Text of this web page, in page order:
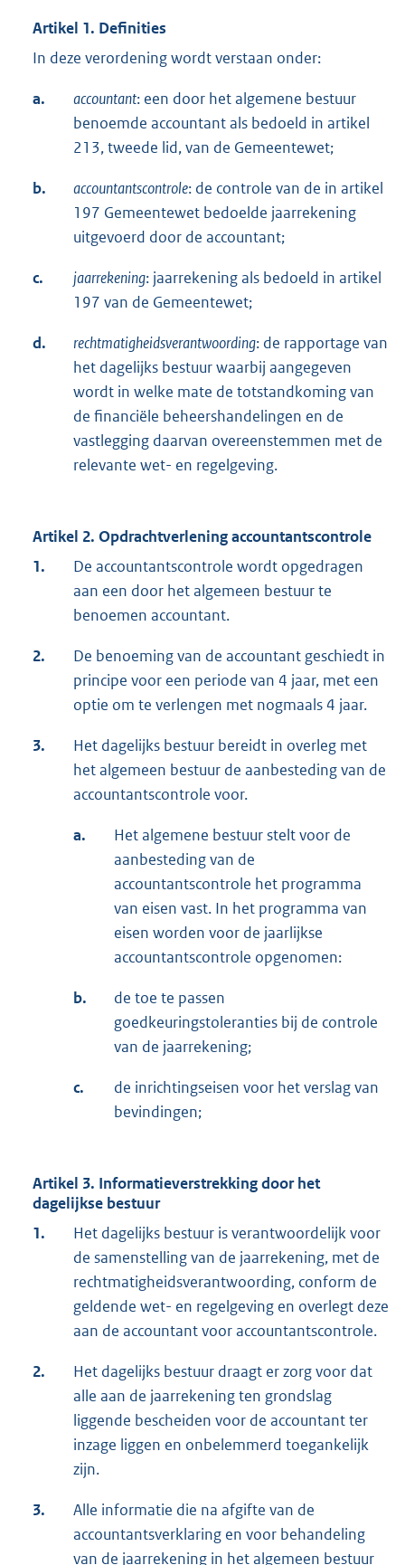
Artikel 1. Definities
In deze verordening wordt verstaan onder:
a. accountant: een door het algemene bestuur
benoemde accountant als bedoeld in artikel
213, tweede lid, van de Gemeentewet;
b. accountantscontrole: de controle van de in artikel
197 Gemeentewet bedoelde jaarrekening
uitgevoerd door de accountant;
c. jaarrekening: jaarrekening als bedoeld in artikel
197 van de Gemeentewet;
d. rechtmatigheidsverantwoording: de rapportage van
het dagelijks bestuur waarbij aangegeven
wordt in welke mate de totstandkoming van
de financiële beheershandelingen en de
vastlegging daarvan overeenstemmen met de
relevante wet- en regelgeving.
Artikel 2. Opdrachtverlening accountantscontrole
1.
De accountantscontrole wordt opgedragen
aan een door het algemeen bestuur te
benoemen accountant.
2.
De benoeming van de accountant geschiedt in
principe voor een periode van 4 jaar, met een
optie om te verlengen met nogmaals 4 jaar.
3.
Het dagelijks bestuur bereidt in overleg met
het algemeen bestuur de aanbesteding van de
accountantscontrole voor.
a.
Het algemene bestuur stelt voor de
aanbesteding van de
accountantscontrole het programma
van eisen vast. In het programma van
eisen worden voor de jaarlijkse
accountantscontrole opgenomen:
b.
de toe te passen
goedkeuringstoleranties bij de controle
van de jaarrekening;
c.
de inrichtingseisen voor het verslag van
bevindingen;
Artikel 3. Informatieverstrekking door het
dagelijkse bestuur
1.
Het dagelijks bestuur is verantwoordelijk voor
de samenstelling van de jaarrekening, met de
rechtmatigheidsverantwoording, conform de
geldende wet- en regelgeving en overlegt deze
aan de accountant voor accountantscontrole.
2.
Het dagelijks bestuur draagt er zorg voor dat
alle aan de jaarrekening ten grondslag
liggende bescheiden voor de accountant ter
inzage liggen en onbelemmerd toegankelijk
zijn.
3.
Alle informatie die na afgifte van de
accountantsverklaring en voor behandeling
van de jaarrekening in het algemeen bestuur